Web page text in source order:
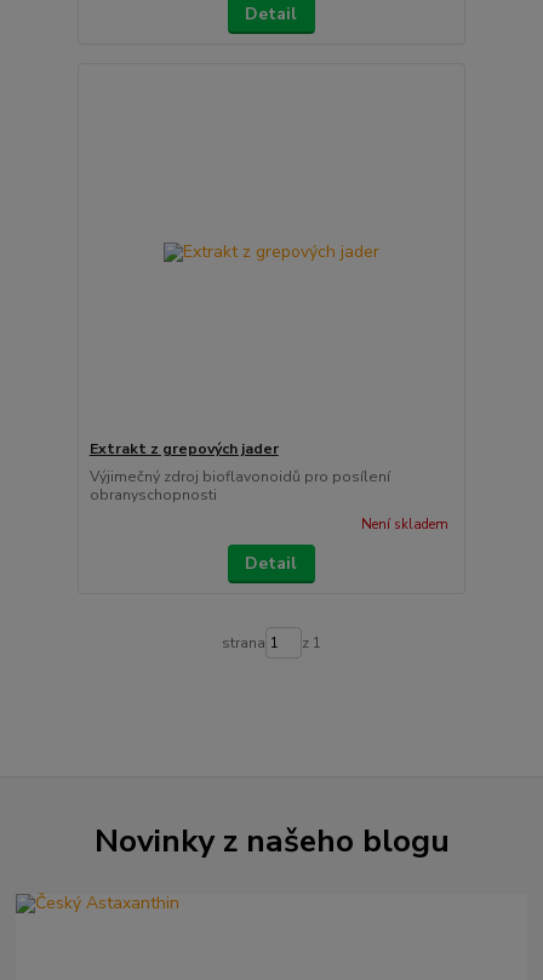
Detail
Extrakt z grepových jader
Výjimečný zdroj bioflavonoidů pro posílení
obranyschopnosti
Není skladem
Detail
strana z 1
Novinky z našeho blogu